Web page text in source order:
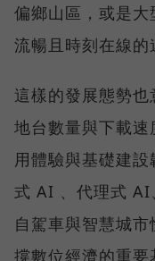
偏鄉山區，或是大
流暢且時刻在線的
這樣的發展態勢
地台數量與下載
用體驗與基礎建
式 AI 、代理式 AI
自駕車與智慧城
撐數位經濟的重要